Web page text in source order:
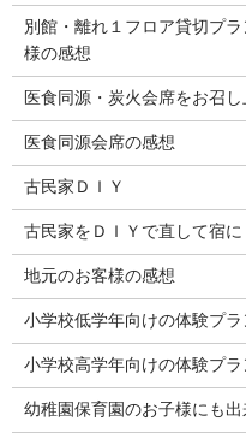
別館・離れ１フロア貸切プ
様の感想
医食同源・炭火会席をお召
医食同源会席の感想
古民家ＤＩＹ
古民家をＤＩＹで直して宿に
地元のお客様の感想
小学校低学年向けの体験プラ
小学校高学年向けの体験プラ
幼稚園保育園のお子様にも